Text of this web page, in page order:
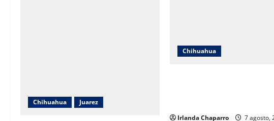
Chihuahua Juarez
Chihuahua
Irlanda Chaparro 7 agosto,